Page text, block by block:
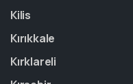
Kilis
Kırıkkale
Kırklareli